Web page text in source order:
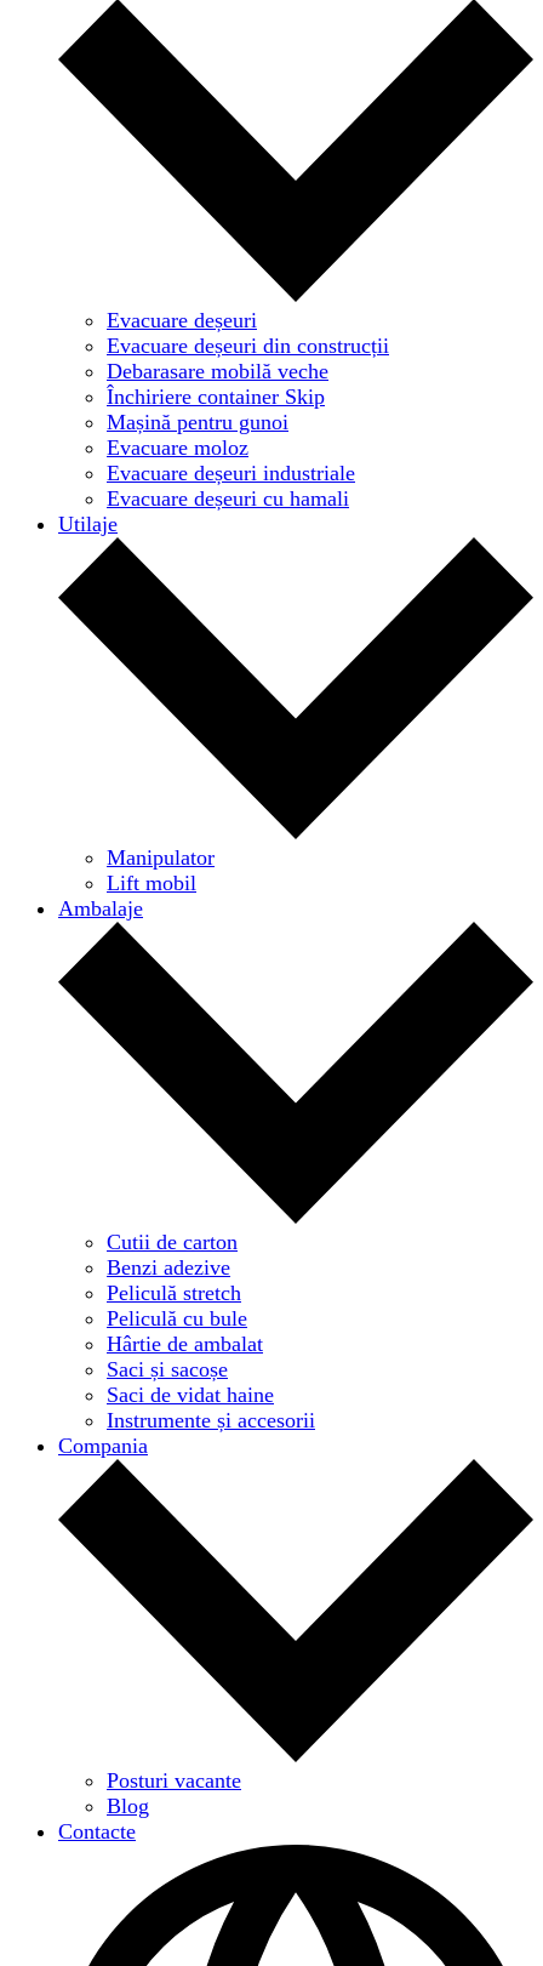
Evacuare deșeuri
Evacuare deșeuri din construcții
Debarasare mobilă veche
Închiriere container Skip
Mașină pentru gunoi
Evacuare moloz
Evacuare deșeuri industriale
Evacuare deșeuri cu hamali
Utilaje
Manipulator
Lift mobil
Ambalaje
Cutii de carton
Benzi adezive
Peliculă stretch
Peliculă cu bule
Hârtie de ambalat
Saci și sacoșe
Saci de vidat haine
Instrumente și accesorii
Compania
Posturi vacante
Blog
Contacte